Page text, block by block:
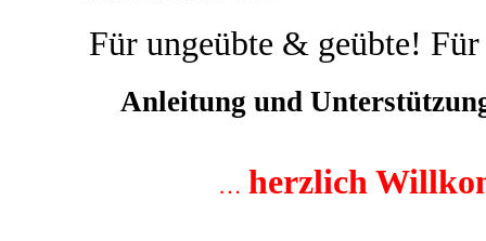
Für ungeübte & geübte!
Anleitung und
… herzlich